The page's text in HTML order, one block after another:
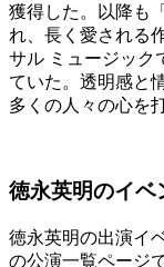
獲得した。以降も
れ、長く愛される
サル ミュージック
ていた。透明感と
多くの人々の心を
徳永英明のイベ
徳永英明の出演イ
の公演一覧ページ